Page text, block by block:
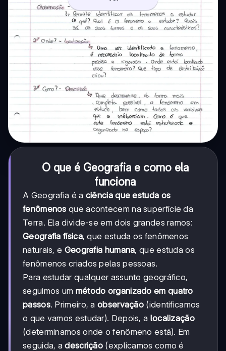
O que é Geografia e como ela
funciona
A Geografia é a ciência que estuda os
fenômenos que acontecem na superfície da
Terra. Ela divide-se em dois grandes ramos:
Geografia física, que estuda os fenômenos
naturais, e Geografia humana, que estuda os
fenômenos criados pelas pessoas.
Para estudar qualquer assunto geográfico,
seguimos um método organizado em quatro
passos. Primeiro, aobservação (identificamos
o que vamos estudar). Depois, a localização
(determinamos onde o fenômeno está). Em
seguida, adescrição (explicamos como é